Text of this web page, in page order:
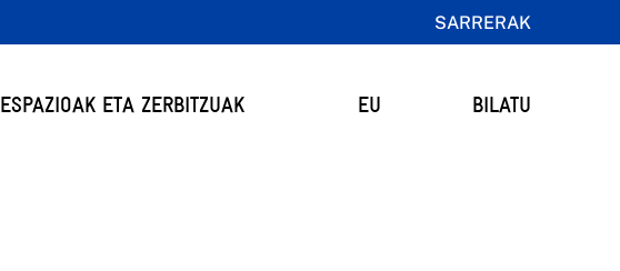
SARRERAK
ESPAZIOAK ETA ZERBITZUAK
EU BILATU